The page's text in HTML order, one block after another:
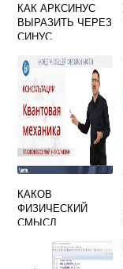
КАК АРКСИНУС
ВЫРАЗИТЬ ЧЕРЕЗ
СИНУС
КАКОВ
ФИЗИЧЕСКИЙ
СМЫСЛ
ФУНКЦИИ